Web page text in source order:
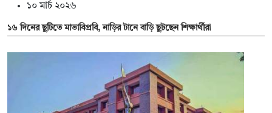
১০ মার্চ ২০২৬
১৬ দিনের ছুটিতে মাভাবিপ্রবি, নাড়ির টানে বাড়ি ছুটছেন শিক্ষার্থীরা